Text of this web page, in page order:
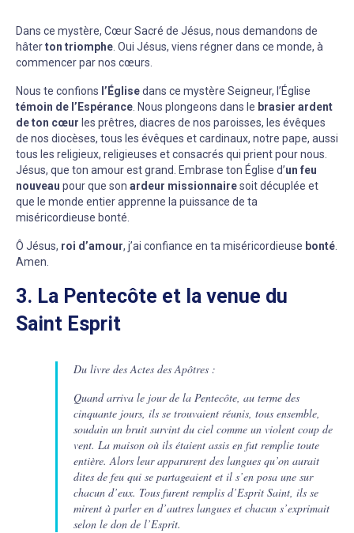
Dans ce mystère, Cœur Sacré de Jésus, nous demandons de
hâterton triomphe. Oui Jésus, viens régner dans ce monde, à
commencer par nos cœurs.
Nous te confions l’Églisedans ce mystère Seigneur, l’Église
témoin de l’Espérance. Nous plongeons dans le brasier ardent
de ton cœur les prêtres, diacres de nos paroisses, les évêques
de nos diocèses, tous les évêques et cardinaux, notre pape, aussi
tous les religieux, religieuses et consacrés qui prient pour nous.
Jésus, que ton amour est grand. Embrase ton Église d’un feu
nouveau pour que son ardeur missionnairesoit décuplée et
que le monde entier apprenne la puissance de ta
miséricordieuse bonté.
Ô Jésus, roi d’amour, j’ai confiance en ta miséricordieuse bonté.
Amen.
3. La Pentecôte et la venue du
Saint Esprit
Du livre des Actes des Apôtres :
Quand arriva le jour de la Pentecôte, au terme des
cinquante jours, ils se trouvaient réunis, tous ensemble,
soudain un bruit survint du ciel comme un violent coup de
vent. La maison où ils étaient assis en fut remplie toute
entière. Alors leur apparurent des langues qu’on aurait
dites de feu qui se partageaient et il s’en posa une sur
chacun d’eux. Tous furent remplis d’Esprit Saint, ils se
mirent à parler en d’autres langues et chacun s’exprimait
selon le don de l’Esprit.